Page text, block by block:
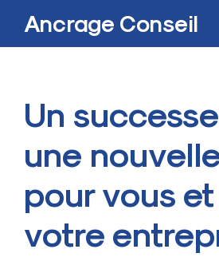
contentAncrage Conseil
Un
une
pour vous
votre